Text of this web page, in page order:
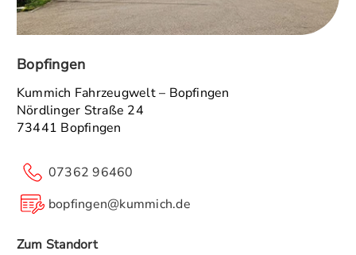
Bopfingen
Kummich Fahrzeugwelt – Bopfingen
Nördlinger Straße 24
73441 Bopfingen
07362 96460
bopfingen@kummich.de
Zum Standort